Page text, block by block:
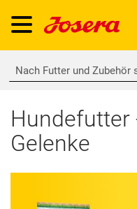
Hundefutter
Gelenke